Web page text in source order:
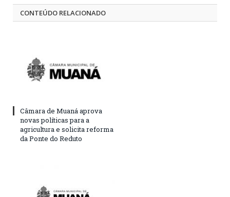
CONTEÚDO RELACIONADO
Câmara de Muaná aprova
novas políticas para a
agricultura e solicita reforma
da Ponte do Reduto